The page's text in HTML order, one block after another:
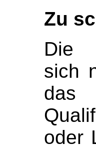
Zu
Die
sich
das
oder